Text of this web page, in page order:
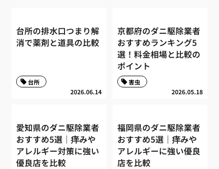
台所の排水口つまり解
消で薬剤と道具の比較
2026.06.14
台所
京都府のダニ駆除業者
おすすめランキング5
選！料金相場と比較の
ポイント
2026.05.18
害虫
愛知県のダニ駆除業者
おすすめ5選｜痒みや
アレルギー対策に強い
優良店を比較
福岡県のダニ駆除業者
おすすめ5選｜痒みや
アレルギーに強い優良
店を比較